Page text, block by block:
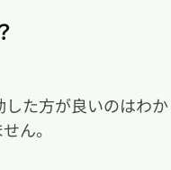
た方が良いのはわか
ん。